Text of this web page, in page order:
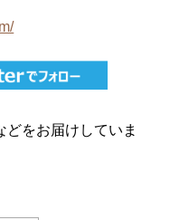
どをお届けしていま